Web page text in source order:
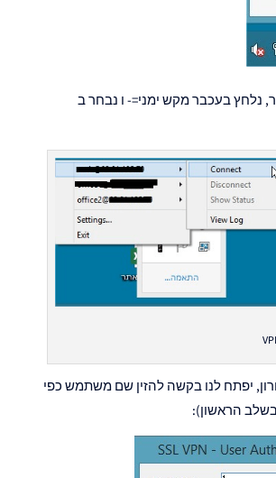
נלחץ בעכבר מקש ימני=- ו נבחר ב
יפתח לנו בקשה להזין שם משתמש כפי
הראשון):